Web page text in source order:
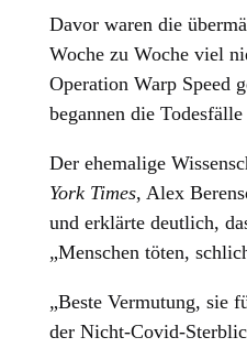
Davor waren die
Woche zu Woche viel
Operation Warp Speed
begannen die
Der ehemalige
York Times, Alex
und erklärte deutlich,
„Menschen töten,
„Beste Vermutung, sie
der Nicht-Covid-